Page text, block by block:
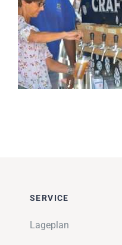
Impressionen
Über uns
SUCHE
SERVICE
Lageplan